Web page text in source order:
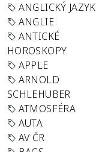
ANGLICKÝ JAZYK
ANGLIE
ANTICKÉ
HOROSKOPY
APPLE
ARNOLD
SCHLEHUBER
ATMOSFÉRA
AUTA
AV ČR